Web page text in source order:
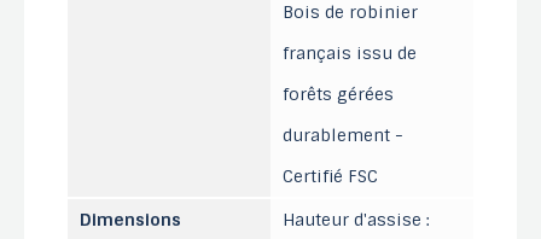
Bois de robinier
français issu de
forêts gérées
durablement -
Certifié FSC
Dimensions
Hauteur d'assise :